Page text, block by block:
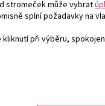
stromeček může vybrat
splní požadavky na
při výběru,